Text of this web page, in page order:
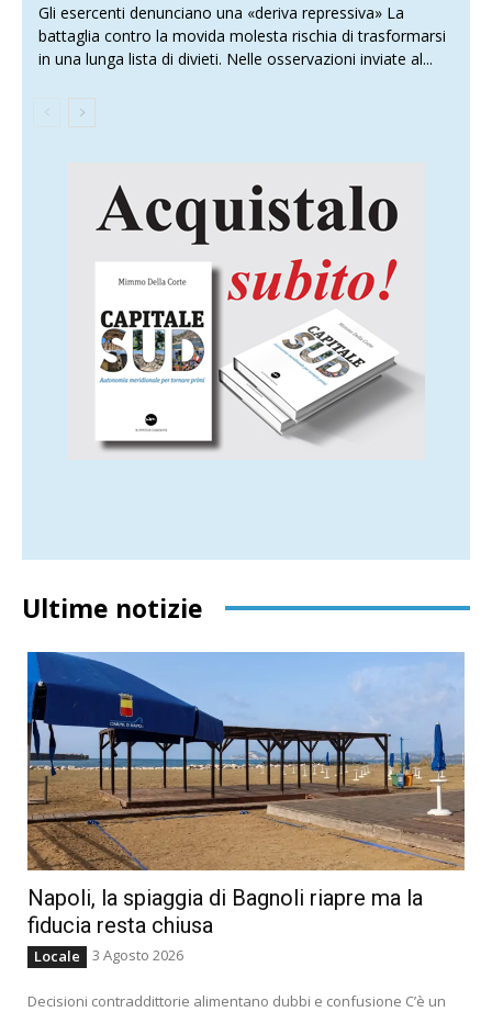
Gli esercenti denunciano una «deriva repressiva» La
battaglia contro la movida molesta rischia di trasformarsi
in una lunga lista di divieti. Nelle osservazioni inviate al...
Ultime notizie
Napoli, la spiaggia di Bagnoli riapre ma la
fiducia resta chiusa
Locale 3 Agosto 2026
Decisioni contraddittorie alimentano dubbi e confusione C’è un